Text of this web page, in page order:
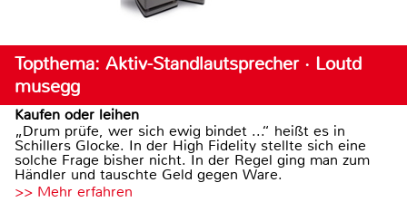
Topthema: Aktiv-Standlautsprecher · Loutd
musegg
Kaufen oder leihen
„Drum prüfe, wer sich ewig bindet ...“ heißt es in
Schillers Glocke. In der High Fidelity stellte sich eine
solche Frage bisher nicht. In der Regel ging man zum
Händler und tauschte Geld gegen Ware.
>> Mehr erfahren